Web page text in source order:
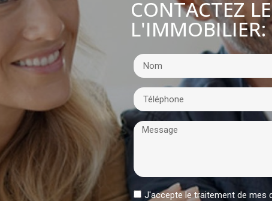
CONTACTEZ
L'IMMOBILIER:
J'accepte le traitement de mes